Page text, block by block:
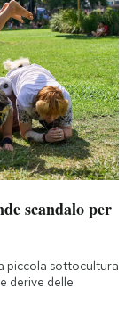
scandalo per
piccola sottocultura
derive delle